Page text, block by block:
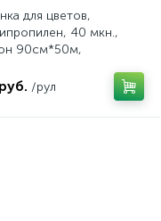
для цветов,
40 мкн.,
90см*50м,
/рул